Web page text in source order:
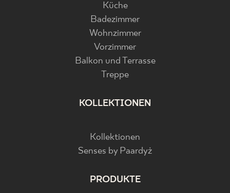
Küche
Badezimmer
Wohnzimmer
Vorzimmer
Balkon und Terrasse
Treppe
KOLLEKTIONEN
Kollektionen
Senses by Paardyż
PRODUKTE